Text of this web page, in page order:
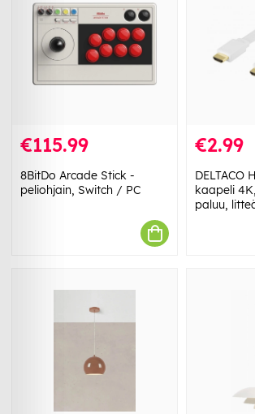
€115.99
8BitDo Arcade Stick -
peliohjain, Switch / PC
€2.99
DELTACO
kaapeli
paluu,